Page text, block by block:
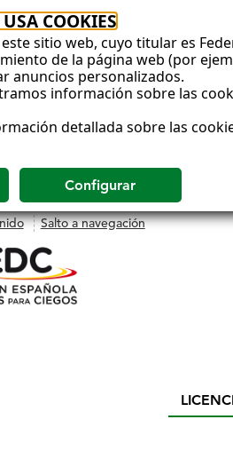
COOKIES
sitio web, cuyo titular es
de la página web (por
anuncios personalizados.
información sobre las
detallada sobre las
Salto a navegación